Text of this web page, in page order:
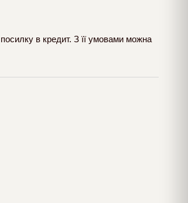
в кредит. З її умовами можна